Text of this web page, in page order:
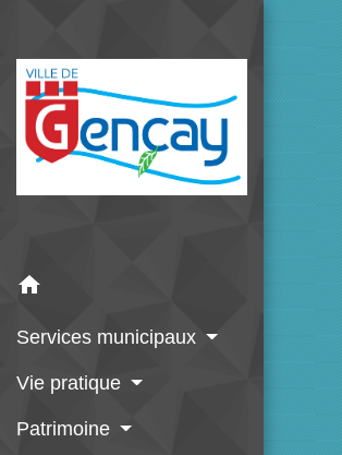
home
Services municipaux
Vie pratique
Patrimoine